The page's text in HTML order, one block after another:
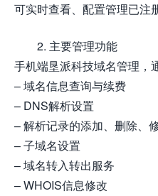
可实时查看、配置管理已注
2. 主要管理功能
手机端垦派科技域名管理，
– 域名信息查询与续费
– DNS解析设置
– 解析记录的添加、删除、
– 子域名设置
– 域名转入转出服务
– WHOIS信息修改